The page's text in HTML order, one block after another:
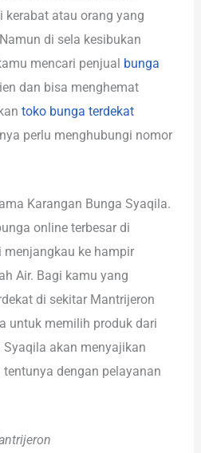
kerabat atau orang yang
di sela kesibukan
mencari penjual bunga
dan bisa menghemat
toko bunga terdekat
perlu menghubungi nomor
Karangan Bunga Syaqila.
online terbesar di
menjangkau ke hampir
Air. Bagi kamu yang
di sekitar Mantrijeron
untuk memilih produk dari
akan menyajikan
dengan pelayanan